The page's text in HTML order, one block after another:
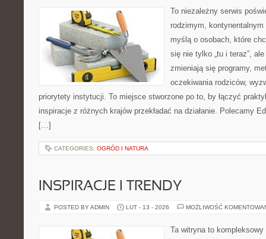
To niezależny serwis
rodzimym,
myślą o osobach, które
się nie tylko „tu i teraz”,
zmieniają się programy,
oczekiwania rodziców,
priorytety instytucji. To miejsce stworzone po to, by łączyć
inspiracje z różnych krajów przekładać na działanie. Polecamy
[…]
CATEGORIES: OGRÓD I NATURA
INSPIRACJE I TRENDY
POSTED BY ADMIN LUT - 13 - 2026 MOŻLIWOŚĆ
Ta witryna to